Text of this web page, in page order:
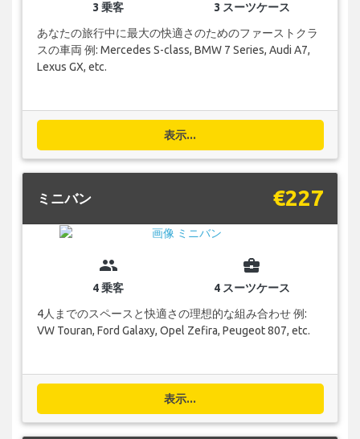
3 乗客
3 スーツケース
あなたの旅行中に最大の快適さのためのファーストクラ
スの車両 例: Mercedes S-class, BMW 7 Series, Audi A7,
Lexus GX, etc.
表示...
ミニバン €227
group
4 乗客
business_center
4 スーツケース
4人までのスペースと快適さの理想的な組み合わせ 例:
VW Touran, Ford Galaxy, Opel Zefira, Peugeot 807, etc.
表示...